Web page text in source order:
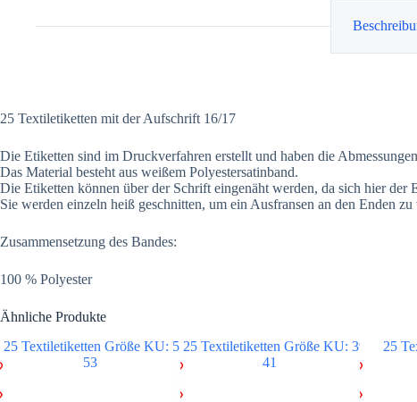
25 Textiletiketten mit der Aufschrift 16/17
Die Etiketten sind im Druckverfahren erstellt und haben die
Das Material besteht aus weißem Polyestersatinband.
Die Etiketten können über der Schrift eingenäht werden, da sich hier der
Sie werden einzeln heiß geschnitten, um ein Ausfransen an den Enden zu
Zusammensetzung des Bandes:
100 % Polyester
Ähnliche Produkte